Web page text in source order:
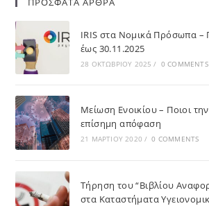
IRIS στα Νομικά Πρόσωπα –
έως 30.11.2025
28 ΟΚΤΩΒΡΊΟΥ 2025 / 0 COMMENTS
Μείωση Ενοικίου – Ποιοι
επίσημη απόφαση
21 ΜΑΡΤΊΟΥ 2020 / 0 COMMENTS
Τήρηση του “Βιβλίου
στα Καταστήματα